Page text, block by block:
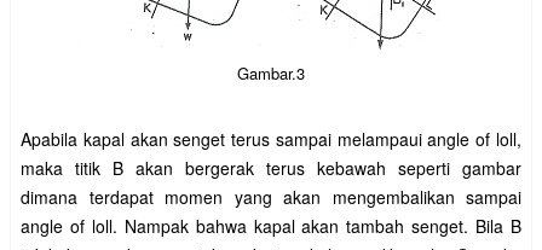
Gambar.3
Apabila kapal akan senget terus sampai melampaui angle of loll,
maka titik B akan bergerak terus kebawah seperti gambar
dimana terdapat momen yang akan mengembalikan sampai
angle of loll. Nampak bahwa kapal akan tambah senget. Bila B